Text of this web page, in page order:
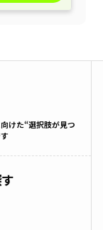
けた“選択肢が見つ